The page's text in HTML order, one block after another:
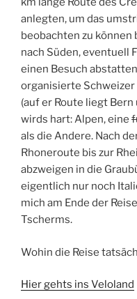
anlegten, um das
beobachten zu
nach Süden, eventuell
einen Besuch
organisierte
(auf er Route liegt Bern
wirds hart: Alpen, eine
als die Andere. Nach
Rhoneroute bis zur
abzweigen in die
eigentlich nur noch
mich am Ende der
Tscherms.
Wohin die Reise
Hier gehts ins Veloland